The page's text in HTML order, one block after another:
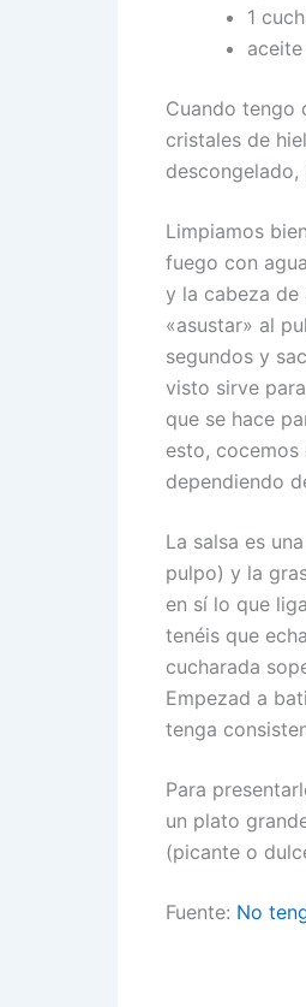
1
Cuando tengo
cristales de
descongelado,
Limpiamos
fuego con
y la cabeza de
«asustar» al
segundos y
visto sirve
que se hace
esto, cocemos
dependiendo
La salsa es
pulpo) y la
en sí lo que
tenéis que
cucharada
Empezad a
tenga
Para
un plato
(picante o
Fuente: No